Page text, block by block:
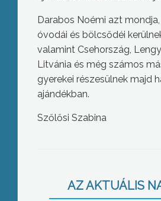
Darabos Noémi azt
óvodái és bölcsődéi
valamint Csehország,
Litvánia és még számos
gyerekei részesülnek majd
ajándékban.
Szőlősi Szabina
AZ AKTUÁLIS